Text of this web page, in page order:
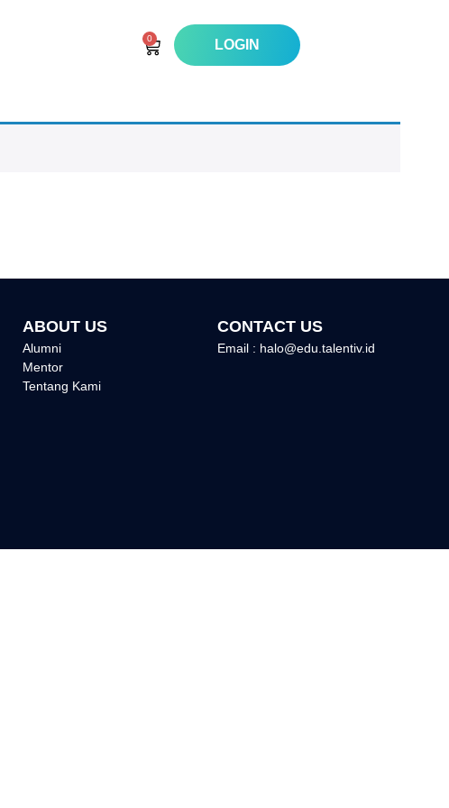
0 LOGIN
ABOUT US
Alumni
Mentor
Tentang Kami
CONTACT US
Email : halo@edu.talentiv.id